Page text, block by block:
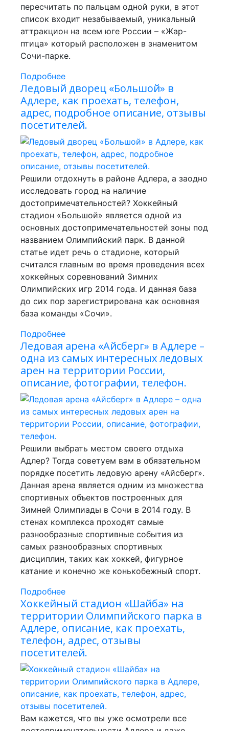
пересчитать по пальцам одной руки, в этот
список входит незабываемый, уникальный
аттракцион на всем юге России – «Жар-
птица» который расположен в знаменитом
Сочи-парке.
Подробнее
Ледовый дворец «Большой» в
Адлере, как проехать, телефон,
адрес, подробное описание, отзывы
посетителей.
Решили отдохнуть в районе Адлера, а заодно
исследовать город на наличие
достопримечательностей? Хоккейный
стадион «Большой» является одной из
основных достопримечательностей зоны под
названием Олимпийский парк. В данной
статье идет речь о стадионе, который
считался главным во время проведения всех
хоккейных соревнований Зимних
Олимпийских игр 2014 года. И данная база
до сих пор зарегистрирована как основная
база команды «Сочи».
Подробнее
Ледовая арена «Айсберг» в Адлере –
одна из самых интересных ледовых
арен на территории России,
описание, фотографии, телефон.
Решили выбрать местом своего отдыха
Адлер? Тогда советуем вам в обязательном
порядке посетить ледовую арену «Айсберг».
Данная арена является одним из множества
спортивных объектов построенных для
Зимней Олимпиады в Сочи в 2014 году. В
стенах комплекса проходят самые
разнообразные спортивные события из
самых разнообразных спортивных
дисциплин, таких как хоккей, фигурное
катание и конечно же конькобежный спорт.
Подробнее
Хоккейный стадион «Шайба» на
территории Олимпийского парка в
Адлере, описание, как проехать,
телефон, адрес, отзывы
посетителей.
Вам кажется, что вы уже осмотрели все